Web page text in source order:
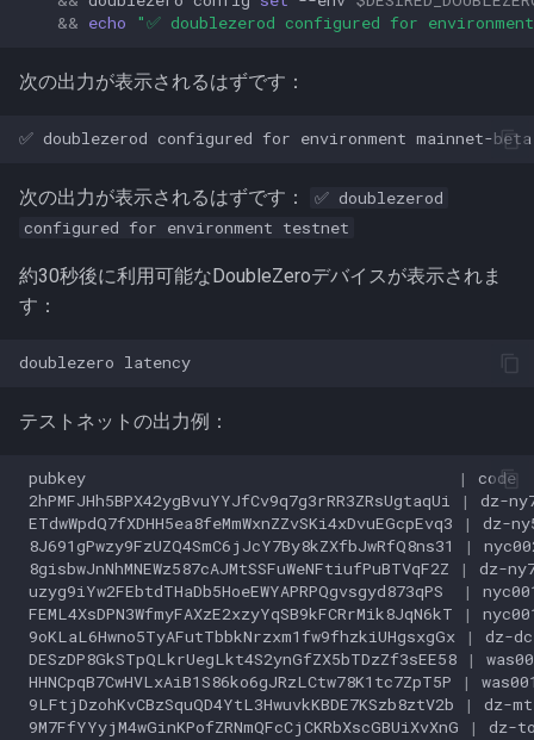
&& echo "✅ doublezerod configured for
次の出力が表示されるはずです：
次の出力が表示されるはずです：
✅ doublezerod
configured for environment testnet
約30秒後に利用可能なDoubleZeroデバイスが表示されま
す：
doublezero
テストネットの出力例：
pubkey |
code
2hPMFJHh5BPX42ygBvuYYJfCv9q7g3rRR3ZRsUgtaqUi
|
dz-
ETdwWpdQ7fXDHH5ea8feMmWxnZZvSKi4xDvuEGcpEvq3
|
dz-
8J691gPwzy9FzUZQ4SmC6jJcY7By8kZXfbJwRfQ8ns31
|
8gisbwJnNhMNEWz587cAJMtSSFuWeNFtiufPuBTVqF2Z
|
dz-
uzyg9iYw2FEbtdTHaDb5HoeEWYAPRPQgvsgyd873qPS
|
FEML4XsDPN3WfmyFAXzE2xzyYqSB9kFCRrMik8JqN6kT
|
9oKLaL6Hwno5TyAFutTbbkNrzxm1fw9fhzkiUHgsxgGx
|
dz-
DESzDP8GkSTpQLkrUegLkt4S2ynGfZX5bTDzZf3sEE58
|
HHNCpqB7CwHVLxAiB1S86ko6gJRzLCtw78K1tc7ZpT5P
|
9LFtjDzohKvCBzSquQD4YtL3HwuvkKBDE7KSzb8ztV2b
|
dz-
9M7FfYYyjM4wGinKPofZRNmQFcCjCKRbXscGBUiXvXnG
| dz-